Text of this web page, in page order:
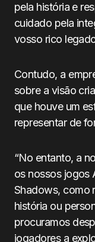
pela história e
cuidado pela
vosso rico
Contudo, a
sobre a visão
que houve um
representar de
“No entanto, a
os nossos jogos
Shadows, como
história ou
procuramos
jogadores a